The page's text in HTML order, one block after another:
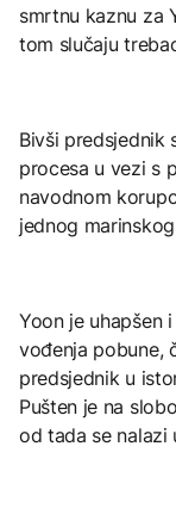
smrtnu kaznu za
tom slučaju
Bivši predsjednik
procesa u vezi s
navodnom
jednog
Yoon je uhapšen
vođenja pobune,
predsjednik u
Pušten je na
od tada se nalazi